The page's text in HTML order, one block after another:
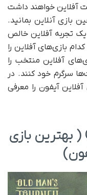
آفلاین خواهند داشت
بازی آنلاین بمانید.
یک تجربه آفلاین خالص
بازی‌های آفلاین را
آفلاین منتخب را
سرگرم خود کنند. در
های آفلاین آیفون را معرفی
Old Man’s Journey ( بهترین بازی